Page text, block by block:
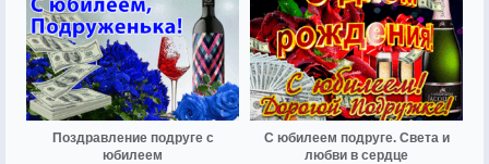
Поздравление подруге с
юбилеем
С юбилеем подруге. Света и
любви в сердце